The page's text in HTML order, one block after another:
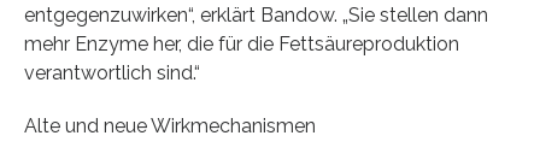
entgegenzuwirken“, erklärt Bandow. „Sie stellen dann
mehr Enzyme her, die für die Fettsäureproduktion
verantwortlich sind.“
Alte und neue Wirkmechanismen